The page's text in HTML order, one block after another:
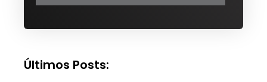
Últimos Posts: